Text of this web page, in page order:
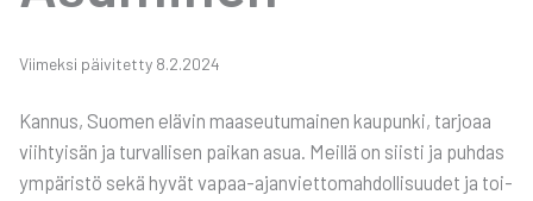
Vii­mek­si päi­vi­tet­ty 8.2.2024
Kan­nus, Suo­men elä­vin maa­seu­tu­mai­nen kau­pun­ki, tar­jo­aa
viih­tyi­sän ja tur­val­li­sen pai­kan asua. Meil­lä on siis­ti ja puh­das
ympä­ris­tö sekä hyvät vapaa-ajan­viet­to­mah­dol­li­suu­det ja toi­